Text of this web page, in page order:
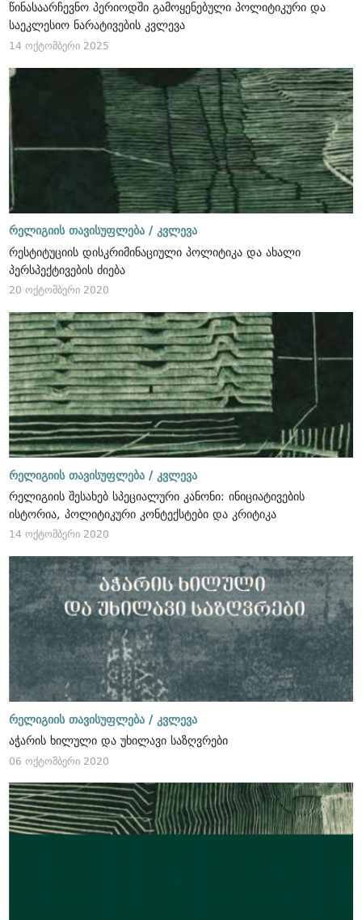
წინასაარჩევნო პერიოდში გამოყენებული პოლიტიკური და
საეკლესიო ნარატივების კვლევა
14 ოქტომბერი 2025
რელიგიის თავისუფლება / კვლევა
რესტიტუციის დისკრიმინაციული პოლიტიკა და ახალი
პერსპექტივების ძიება
20 ოქტომბერი 2020
რელიგიის თავისუფლება / კვლევა
რელიგიის შესახებ სპეციალური კანონი: ინიციატივების
ისტორია, პოლიტიკური კონტექსტები და კრიტიკა
14 ოქტომბერი 2020
რელიგიის თავისუფლება / კვლევა
აჭარის ხილული და უხილავი საზღვრები
06 ოქტომბერი 2020